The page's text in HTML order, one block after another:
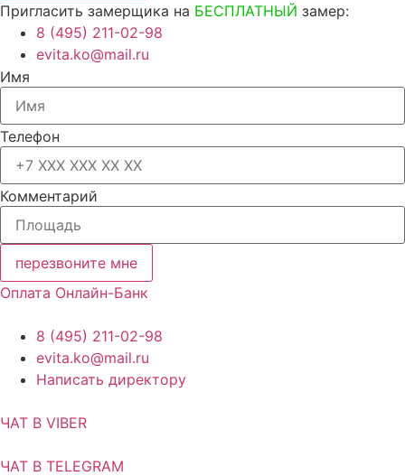
Пригласить замерщика на БЕСПЛАТНЫЙ замер:
8 (495) 211-02-98
evita.ko@mail.ru
Имя
Телефон
Комментарий
перезвоните мне
Оплата Онлайн-Банк
8 (495) 211-02-98
evita.ko@mail.ru
Написать директору
ЧАТ В VIBER
ЧАТ В TELEGRAM